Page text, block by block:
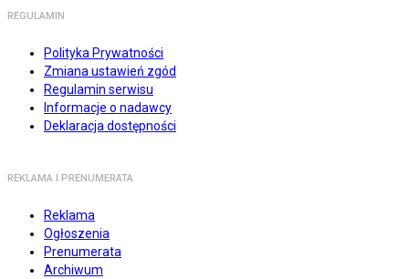
REGULAMIN
Polityka Prywatności
Zmiana ustawień zgód
Regulamin serwisu
Informacje o nadawcy
Deklaracja dostępności
REKLAMA I PRENUMERATA
Reklama
Ogłoszenia
Prenumerata
Archiwum